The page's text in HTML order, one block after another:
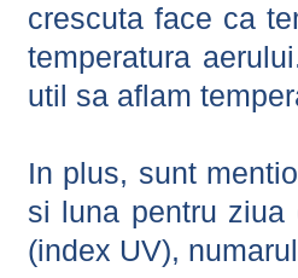
crescuta face ca
temperatura
util sa aflam
In plus, sunt
si luna pentru ziua
(index UV),